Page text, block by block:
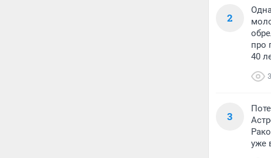
2
про
40
3
уже